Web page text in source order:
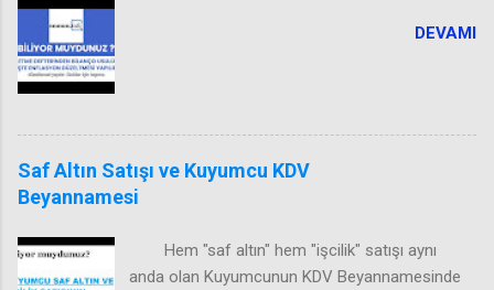
DEVAMI
Saf Altın Satışı ve Kuyumcu KDV
Beyannamesi
Hem "saf altın" hem "işcilik" satışı aynı
anda olan Kuyumcunun KDV Beyannamesinde